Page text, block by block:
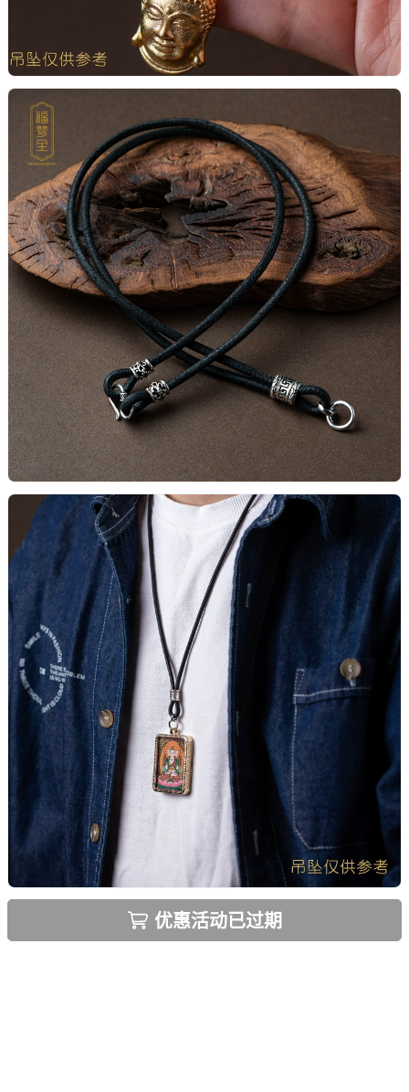
优惠活动已过期